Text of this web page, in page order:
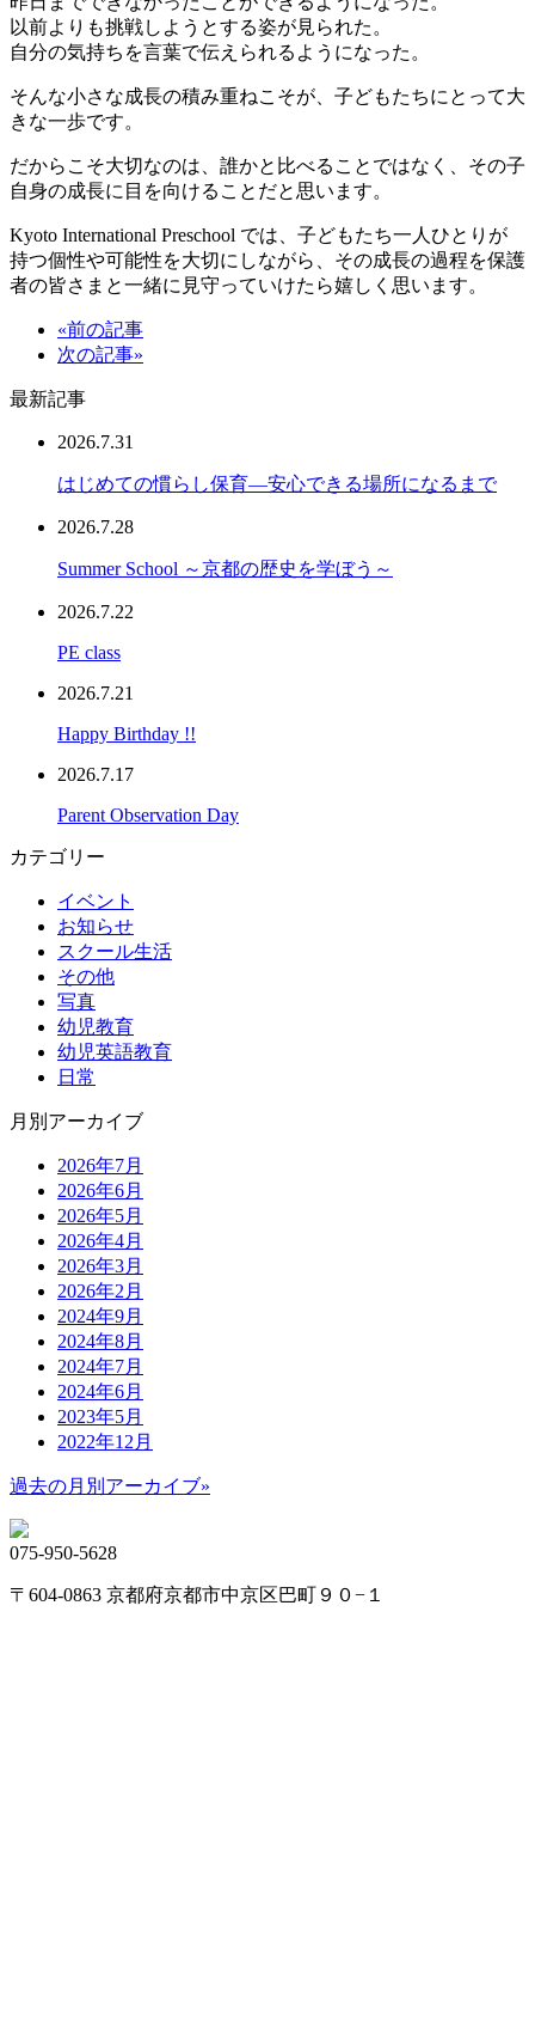
以前よりも挑戦しようとする姿が見られた。
自分の気持ちを言葉で伝えられるようになった。
そんな小さな成長の積み重ねこそが、子どもたちにとって大
きな一歩です。
だからこそ大切なのは、誰かと比べることではなく、その子
自身の成長に目を向けることだと思います。
Kyoto International Preschool では、子どもたち一人ひとりが
持つ個性や可能性を大切にしながら、その成長の過程を保護
者の皆さまと一緒に見守っていけたら嬉しく思います。
«前の記事
次の記事»
最新記事
2026.7.31
はじめての慣らし保育―安心できる場所になるまで
2026.7.28
Summer School ～京都の歴史を学ぼう～
2026.7.22
PE class
2026.7.21
Happy Birthday !!
2026.7.17
Parent Observation Day
カテゴリー
イベント
お知らせ
スクール生活
その他
写真
幼児教育
幼児英語教育
日常
月別アーカイブ
2026年7月
2026年6月
2026年5月
2026年4月
2026年3月
2026年2月
2024年9月
2024年8月
2024年7月
2024年6月
2023年5月
2022年12月
過去の月別アーカイブ»
075-950-5628
〒604-0863 京都府京都市中京区巴町９０−１